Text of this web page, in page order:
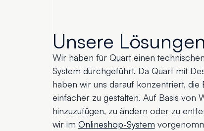
Unsere Lösungen
Wir haben für Quart einen
System durchgeführt. Da Quart mit
haben wir uns darauf konzentriert, die
einfacher zu gestalten. Auf Basis von
hinzuzufügen, zu ändern oder zu
wir im Onlineshop-System